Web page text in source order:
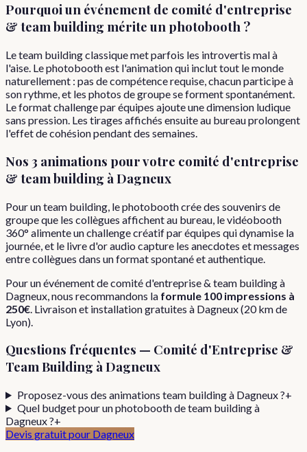
Pourquoiun événement de comité d'entreprise
& team building mérite un photobooth ?
Le team building classique met parfois les introvertis mal à
l'aise. Le photobooth est l'animation qui inclut tout le monde
naturellement : pas de compétence requise, chacun participe à
son rythme, et les photos de groupe se forment spontanément.
Le format challenge par équipes ajoute une dimension ludique
sans pression. Les tirages affichés ensuite au bureau prolongent
l'effet de cohésion pendant des semaines.
Nos 3 animations pour votre comité d'entreprise
& team building à Dagneux
Pour un team building, le photobooth crée des souvenirs de
groupe que les collègues affichent au bureau, le vidéobooth
360° alimente un challenge créatif par équipes qui dynamise la
journée, et le livre d'or audio capture les anecdotes et messages
entre collègues dans un format spontané et authentique.
Pourun événement decomité d'entreprise & team buildingà
Dagneux , nous recommandons la formule 100 impressions à
250€ . Livraison et installation gratuites à Dagneux(20km de
Lyon).
Questions fréquentes — Comité d'Entreprise &
Team Building àDagneux
Proposez-vous des animations team building à Dagneux ?+
Quel budget pour un photobooth de team building à
Dagneux ?+
Devis gratuit pour Dagneux